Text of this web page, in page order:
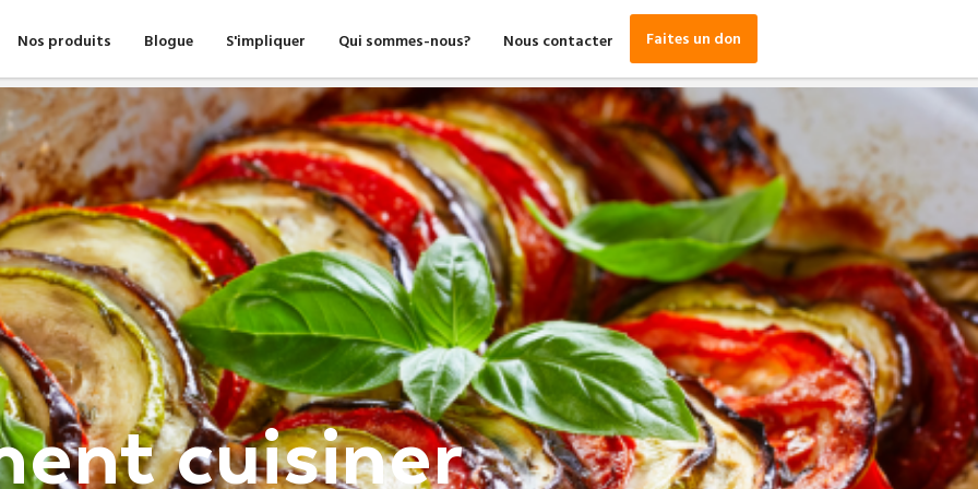
Nos produits Blogue S'impliquer Qui sommes-nous? Nous contacter Faites un don
cuisiner